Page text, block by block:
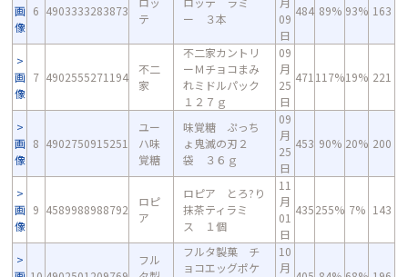
画
像
6 4903333283873
テ
ー ３本
09
日
484 89% 93% 163
画
像
7 4902555271194
不二
家
不二家カントリ
ーＭチョコまみ
れミドルパック
１２７ｇ
09
月
25
日
471 117%19% 221
画
像
8 4902750915251
ユー
ハ味
覚糖
味覚糖 ぷっち
ょ鬼滅の刃２
袋 ３６ｇ
09
月
25
日
453 90% 20% 200
画
像
9 4589988988792
ロピ
ア
ロピア とろ?り
抹茶ティラミ
ス １個
11
月
01
日
435255% 7% 143
フル
フルタ製菓 チ
ョコエッグポケ
10
月